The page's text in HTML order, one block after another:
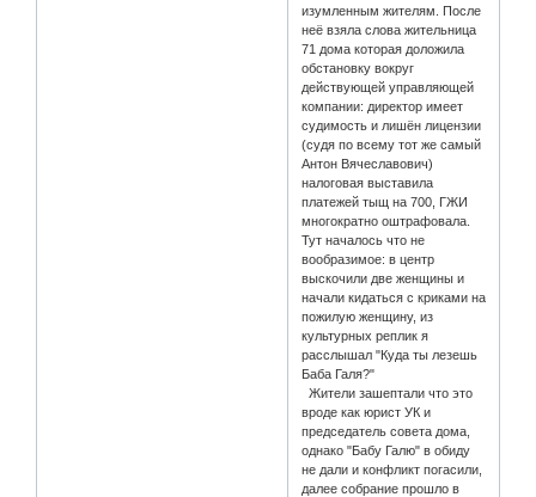
изумленным жителям. После
неё взяла слова жительница
71 дома которая доложила
обстановку вокруг
действующей управляющей
компании: директор имеет
судимость и лишён лицензии
(судя по всему тот же самый
Антон Вячеславович)
налоговая выставила
платежей тыщ на 700, ГЖИ
многократно оштрафовала.
Тут началось что не
вообразимое: в центр
выскочили две женщины и
начали кидаться с криками на
пожилую женщину, из
культурных реплик я
расслышал "Куда ты лезешь
Баба Галя?"
Жители зашептали что это
вроде как юрист УК и
председатель совета дома,
однако "Бабу Галю" в обиду
не дали и конфликт погасили,
далее собрание прошло в